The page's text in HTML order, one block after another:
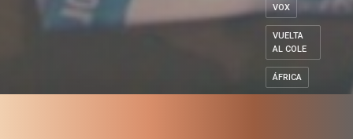
VOX
VUELTA
AL COLE
ÁFRICA